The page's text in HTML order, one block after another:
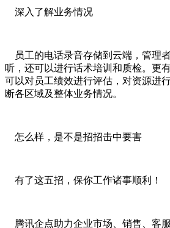
深入了解业务情况
员工的电话录音存储到云端，管理
听，还可以进行话术培训和质检。更
可以对员工绩效进行评估，对资源进
断各区域及整体业务情况。
怎么样，是不是招招击中要害
有了这五招，保你工作诸事顺利！
腾讯企点助力企业市场、销售、客